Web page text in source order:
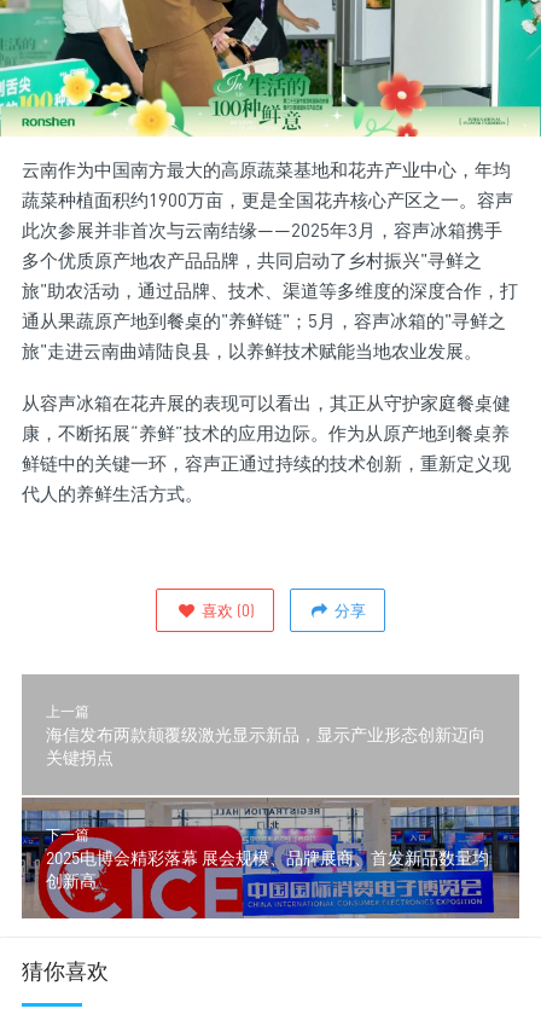
云南作为中国南方最大的高原蔬菜基地和花卉产业中心，年均
蔬菜种植面积约1900万亩，更是全国花卉核心产区之一。容声
此次参展并非首次与云南结缘——2025年3月，容声冰箱携手
多个优质原产地农产品品牌，共同启动了乡村振兴"寻鲜之
旅"助农活动，通过品牌、技术、渠道等多维度的深度合作，打
通从果蔬原产地到餐桌的"养鲜链"；5月，容声冰箱的"寻鲜之
旅"走进云南曲靖陆良县，以养鲜技术赋能当地农业发展。
从容声冰箱在花卉展的表现可以看出，其正从守护家庭餐桌健
康，不断拓展“养鲜”技术的应用边际。作为从原产地到餐桌养
鲜链中的关键一环，容声正通过持续的技术创新，重新定义现
代人的养鲜生活方式。
喜欢 (0) 分享
上一篇
海信发布两款颠覆级激光显示新品，显示产业形态创新迈向
关键拐点
下一篇
2025电博会精彩落幕 展会规模、品牌展商、首发新品数量均
创新高
猜你喜欢